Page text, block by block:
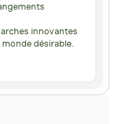
innovantes
désirable.